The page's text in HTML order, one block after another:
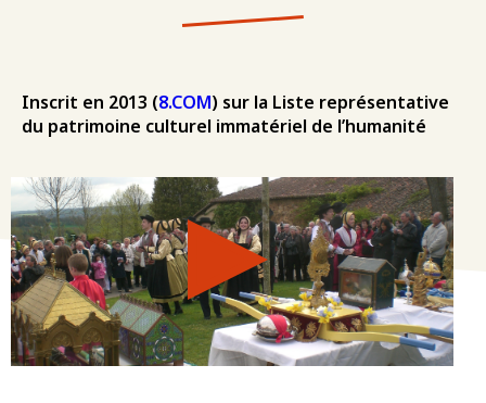
Inscrit en 2013 (8.COM) sur la Liste représentative
du patrimoine culturel immatériel de l’humanité